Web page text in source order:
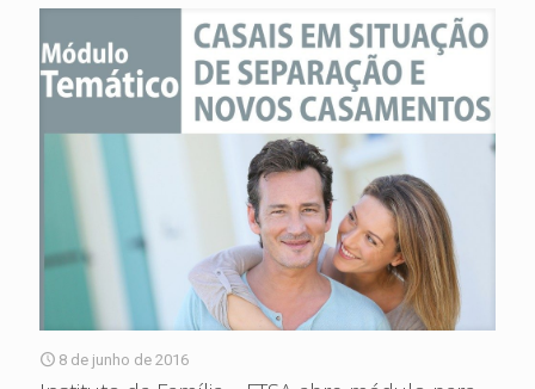
8 de junho de 2016